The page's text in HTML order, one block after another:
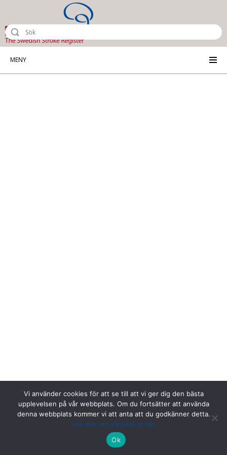
MENY
Riksstroke, Målpunkt PA rum 1013, Norrlands universitetssjukhus,
Vi använder cookies för att se till att vi ger dig den bästa
upplevelsen på vår webbplats. Om du fortsätter att använda
denna webbplats kommer vi att anta att du godkänner detta.
Läs mer om våra kakor här
Ok